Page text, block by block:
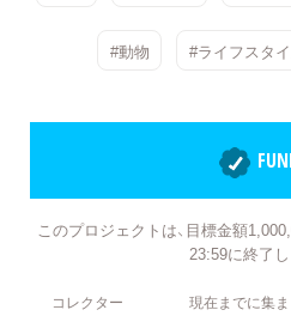
#動物 #ライフスタ
このプロジェクトは、目標金額
23:59に終了し
コレクター 現在までに集